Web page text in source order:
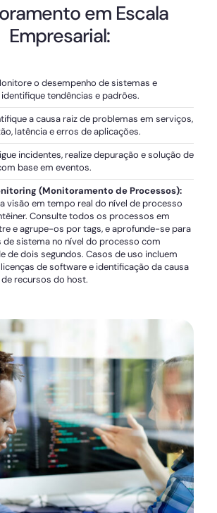
em Escala
Empresarial:
o desempenho de sistemas e
tendências e padrões.
a causa raiz de problemas em serviços,
latência e erros de aplicações.
incidentes, realize depuração e solução de
base em eventos.
(Monitoramento de Processos):
visão em tempo real do nível de processo
Consulte todos os processos em
e agrupe-os por tags, e aprofunde-se para
de sistema no nível do processo com
de dois segundos. Casos de uso incluem
de software e identificação da causa
recursos do host.